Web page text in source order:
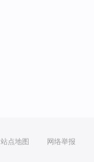
站点地图 网络举报